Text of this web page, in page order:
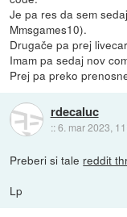
Je pa res da sem
Mmsgames10).
Drugače pa prej
Imam pa sedaj nov
Prej pa preko
rdecaluc
::6. mar 2023,
Preberi si tale reddit
Lp